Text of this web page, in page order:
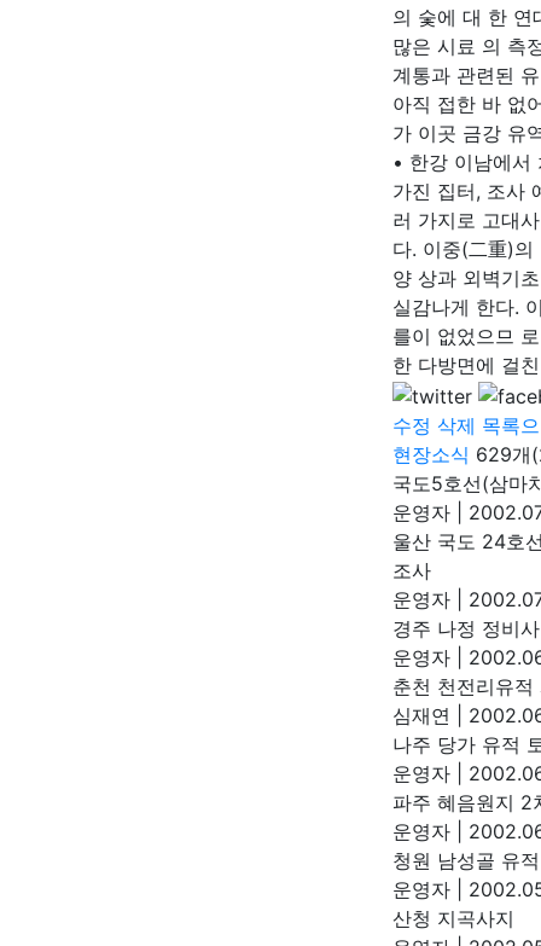
의 숯에 대 한
많은 시료 의 측
계통과 관련된
아직 접한 바 없
가 이곳 금강 유
• 한강 이남에서
가진 집터, 조사
러 가지로 고대
다. 이중(二重)
양 상과 외벽기
실감나게 한다.
를이 없었으므
한 다방면에 걸
수정 삭제 목록
현장소식 629개
국도5호선(삼마
운영자
울산 국도 24호
조사
운영자
경주 나정 정비
운영자
춘천 천전리유
심재연
나주 당가 유적
운영자
파주 혜음원지 2
운영자
청원 남성골 유
운영자
산청 지곡사지